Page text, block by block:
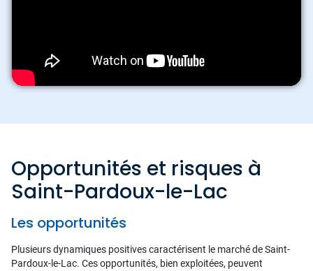
Opportunités et risques à
Saint-Pardoux-le-Lac
Les opportunités
Plusieurs dynamiques positives caractérisent le marché de Saint-
Pardoux-le-Lac. Ces opportunités, bien exploitées, peuvent